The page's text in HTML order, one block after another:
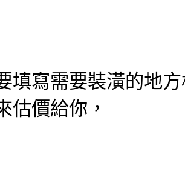
填寫需要裝潢的地
估價給你，